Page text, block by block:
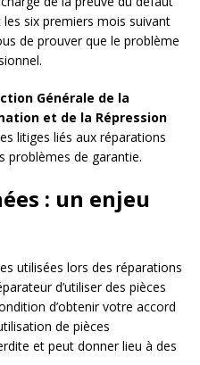
six premiers mois suivant
de prouver que le problème
Générale de la
et de la Répression
litiges liés aux réparations
problèmes de garantie.
: un enjeu
utilisées lors des réparations
d’utiliser des pièces
d’obtenir votre accord
de pièces
et peut donner lieu à des